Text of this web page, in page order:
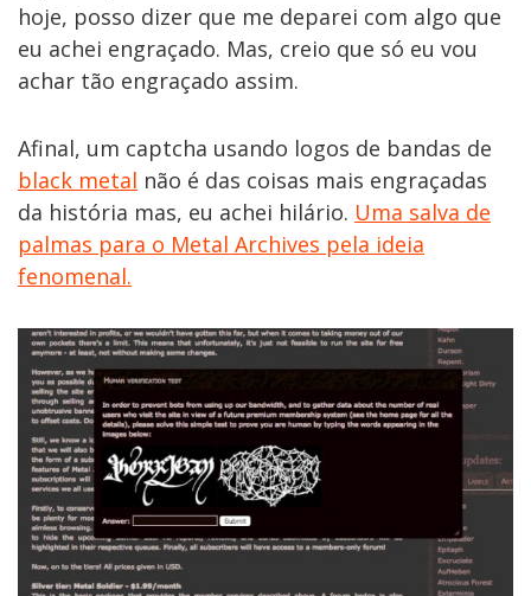
hoje, posso dizer que me deparei com algo que
eu achei engraçado. Mas, creio que só eu vou
achar tão engraçado assim.
Afinal, um captcha usando logos de bandas de
black metal não é das coisas mais engraçadas
da história mas, eu achei hilário. Uma salva de
palmas para o Metal Archives pela ideia
fenomenal.